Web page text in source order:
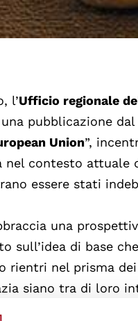
l’Ufficio regionale
pubblicazione
Union”,
nel contesto
essere stati
una
sull’idea di base
rientri nel prisma
siano tra di loro